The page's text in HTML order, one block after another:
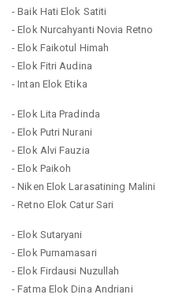
- Baik Hati Elok Satiti
- Elok Nurcahyanti Novia Retno
- Elok Faikotul Himah
- Elok Fitri Audina
- Intan Elok Etika
- Elok Lita Pradinda
- Elok Putri Nurani
- Elok Alvi Fauzia
- Elok Paikoh
- Niken Elok Larasatining Malini
- Retno Elok Catur Sari
- Elok Sutaryani
- Elok Purnamasari
- Elok Firdausi Nuzullah
- Fatma Elok Dina Andriani